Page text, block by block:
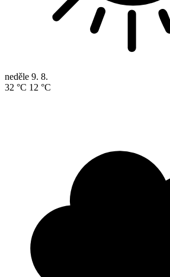
neděle 9. 8.
32 °C 12 °C